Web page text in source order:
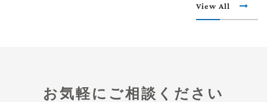
View All
お気軽にご相談ください